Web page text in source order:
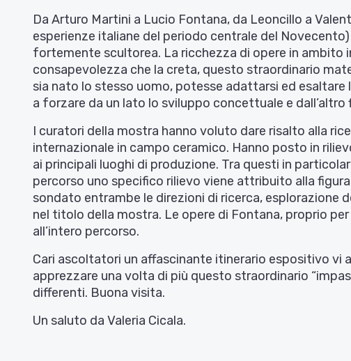
Da Arturo Martini a Lucio Fontana, da Leoncillo a
esperienze italiane del periodo centrale del
fortemente scultorea. La ricchezza di opere in ambito
consapevolezza che la creta, questo straordinario
sia nato lo stesso uomo, potesse adattarsi ed
a forzare da un lato lo sviluppo concettuale e
I curatori della mostra hanno voluto dare risalto alla
internazionale in campo ceramico. Hanno posto in
ai principali luoghi di produzione. Tra questi in
percorso uno specifico rilievo viene attribuito alla
sondato entrambe le direzioni di ricerca, esplorazione
nel titolo della mostra. Le opere di Fontana, proprio
all’intero percorso.
Cari ascoltatori un affascinante itinerario espositivo
apprezzare una volta di più questo straordinario
differenti. Buona visita.
Un saluto da Valeria Cicala.